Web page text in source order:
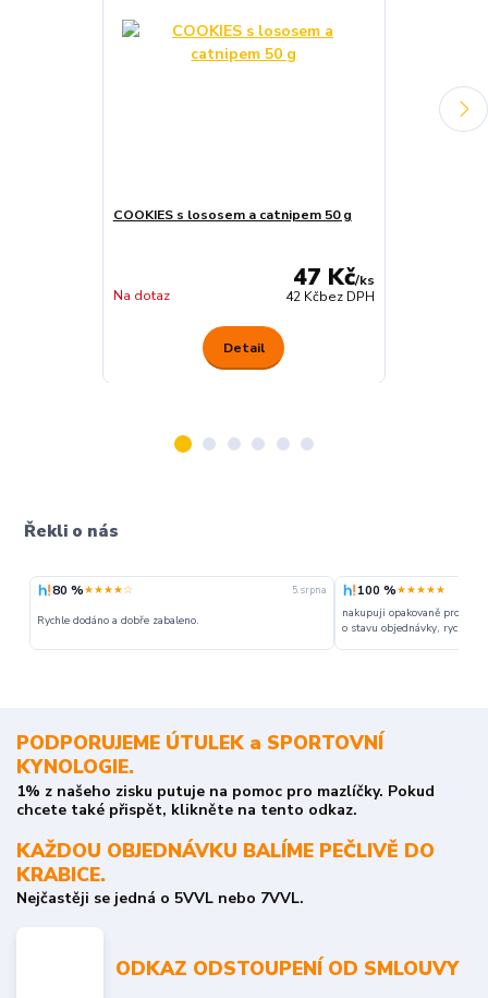
COOKIES s lososem a catnipem 50 g
47 Kč/ks
42 Kčbez DPH
Na dotaz
Detail
Řekli o nás
80 %★★★★☆ 5. srpna
Rychle dodáno a dobře zabaleno.
100 %★★★★★
nakupuji opakovaně pro
o stavu objednávky, rychlost
PODPORUJEME ÚTULEK a SPORTOVNÍ
KYNOLOGIE.
1% z našeho zisku putuje na pomoc pro mazlíčky. Pokud
chcete také přispět, klikněte na tento odkaz.
KAŽDOU OBJEDNÁVKU BALÍME PEČLIVĚ DO
KRABICE.
Nejčastěji se jedná o 5VVL nebo 7VVL.
ODKAZ ODSTOUPENÍ OD SMLOUVY